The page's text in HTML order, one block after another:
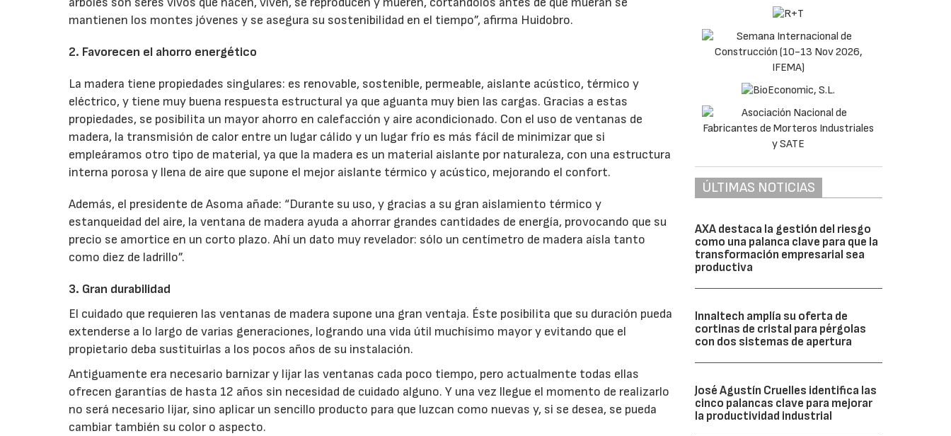
mantienen los montes jóvenes y se asegura su sostenibilidad en el tiempo”, afirma Huidobro.
2. Favorecen el ahorro energético
La madera tiene propiedades singulares: es renovable, sostenible, permeable, aislante acústico, térmico y
eléctrico, y tiene muy buena respuesta estructural ya que aguanta muy bien las cargas. Gracias a estas
propiedades, se posibilita un mayor ahorro en calefacción y aire acondicionado. Con el uso de ventanas de
madera, la transmisión de calor entre un lugar cálido y un lugar frío es más fácil de minimizar que si
empleáramos otro tipo de material, ya que la madera es un material aislante por naturaleza, con una estructura
interna porosa y llena de aire que supone el mejor aislante térmico y acústico, mejorando el confort.
Además, el presidente de Asoma añade: “Durante su uso, y gracias a su gran aislamiento térmico y
estanqueidad del aire, la ventana de madera ayuda a ahorrar grandes cantidades de energía, provocando que su
precio se amortice en un corto plazo. Ahí un dato muy revelador: sólo un centímetro de madera aísla tanto
como diez de ladrillo”.
3. Gran durabilidad
El cuidado que requieren las ventanas de madera supone una gran ventaja. Éste posibilita que su duración pueda
extenderse a lo largo de varias generaciones, logrando una vida útil muchísimo mayor y evitando que el
propietario deba sustituirlas a los pocos años de su instalación.
Antiguamente era necesario barnizar y lijar las ventanas cada poco tiempo, pero actualmente todas ellas
ofrecen garantías de hasta 12 años sin necesidad de cuidado alguno. Y una vez llegue el momento de realizarlo
no será necesario lijar, sino aplicar un sencillo producto para que luzcan como nuevas y, si se desea, se pueda
cambiar también su color o aspecto.
ÚLTIMAS NOTICIAS
AXA destaca la gestión del riesgo
como una palanca clave para que la
transformación empresarial sea
productiva
Innaltech amplía su oferta de
cortinas de cristal para pérgolas
con dos sistemas de apertura
José Agustín Cruelles identifica las
cinco palancas clave para mejorar
la productividad industrial